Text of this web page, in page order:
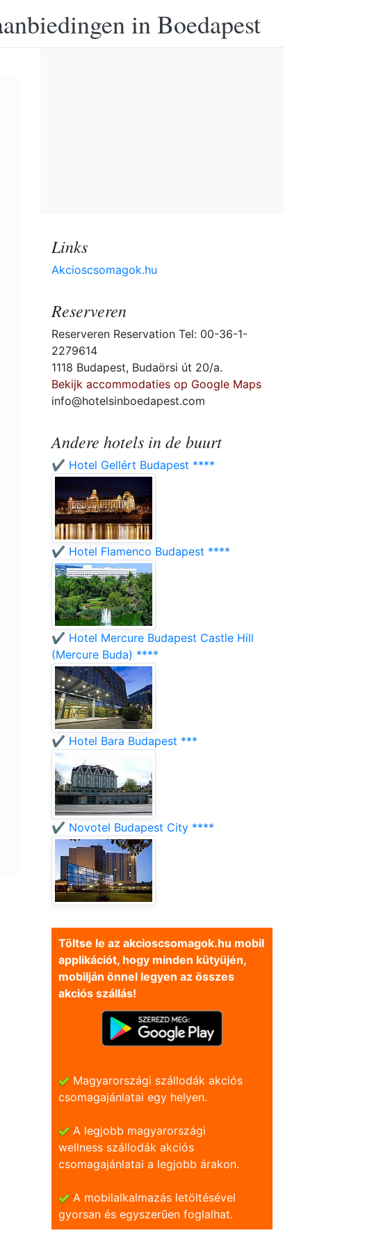
in Boedapest
Links
Akcioscsomagok.hu
Reserveren
Reserveren Reservation Tel: 00-36-1-
2279614
1118 Budapest, Budaörsi út 20/a.
Bekijk accommodaties op Google Maps
info@hotelsinboedapest.com
Andere hotels in de buurt
✔️ Hotel Gellért Budapest ****
✔️ Hotel Flamenco Budapest ****
✔️ Hotel Mercure Budapest Castle Hill
(Mercure Buda) ****
✔️ Hotel Bara Budapest ***
✔️ Novotel Budapest City ****
Töltse le az akcioscsomagok.hu mobil
applikációt, hogy minden kütyüjén,
mobilján önnel legyen az összes
akciós szállás!
Magyarországi szállodák akciós
csomagajánlatai egy helyen.
A legjobb magyarországi
wellness szállodák akciós
csomagajánlatai a legjobb árakon.
A mobilalkalmazás letöltésével
gyorsan és egyszerũen foglalhat.